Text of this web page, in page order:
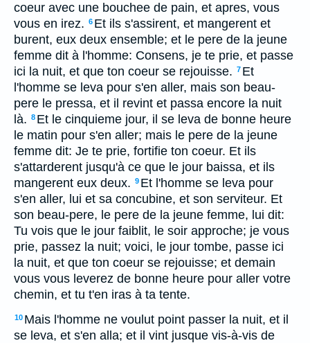
coeur avec une bouchee de pain, et apres, vous
vous en irez. 6 Et ils s'assirent, et mangerent et
burent, eux deux ensemble; et le pere de la jeune
femme dit à l'homme: Consens, je te prie, et passe
ici la nuit, et que ton coeur se rejouisse. 7 Et
l'homme se leva pour s'en aller, mais son beau-
pere le pressa, et il revint et passa encore la nuit
là. 8 Et le cinquieme jour, il se leva de bonne heure
le matin pour s'en aller; mais le pere de la jeune
femme dit: Je te prie, fortifie ton coeur. Et ils
s'attarderent jusqu'à ce que le jour baissa, et ils
mangerent eux deux. 9 Et l'homme se leva pour
s'en aller, lui et sa concubine, et son serviteur. Et
son beau-pere, le pere de la jeune femme, lui dit:
Tu vois que le jour faiblit, le soir approche; je vous
prie, passez la nuit; voici, le jour tombe, passe ici
la nuit, et que ton coeur se rejouisse; et demain
vous vous leverez de bonne heure pour aller votre
chemin, et tu t'en iras à ta tente.
10 Mais l'homme ne voulut point passer la nuit, et il
se leva, et s'en alla; et il vint jusque vis-à-vis de